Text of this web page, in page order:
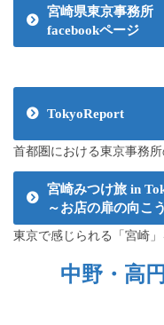
宮崎県東京事務所
facebookページ
TokyoReport
首都圏における東京事務
宮崎みつけ旅 in
～お店の扉の向こ
東京で感じられる「宮崎
中野・高